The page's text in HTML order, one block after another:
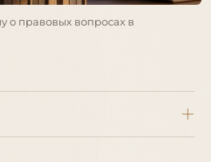
о правовых вопросах в